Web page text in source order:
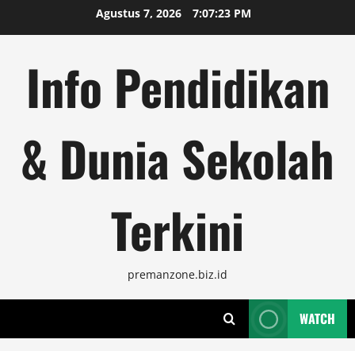
to
Agustus 7, 2026 7:07:24 PM
Info Pendidikan
& Dunia Sekolah
Terkini
premanzone.biz.id
WATCH